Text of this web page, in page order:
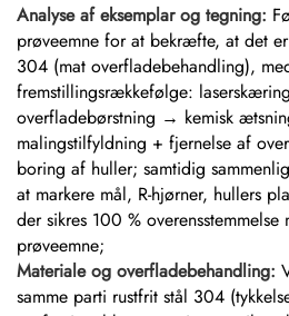
Analyse af eksemplar og tegning:
prøveemne for at bekræfte, at det
304 (mat overfladebehandling),
fremstillingsrækkefølge:
overfladebørstning → kemisk
malingstilfyldning + fjernelse af
boring af huller; samtidig
at markere mål, R-hjørner, hullers
der sikres 100 %
prøveemne;
Materiale og overfladebehandling:
samme parti rustfrit stål 304